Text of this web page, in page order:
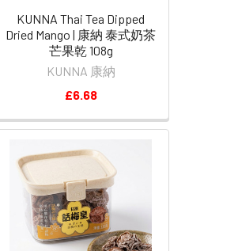
KUNNA Thai Tea Dipped
Dried Mango | 康納 泰式奶茶
芒果乾 108g
KUNNA 康納
£6.68